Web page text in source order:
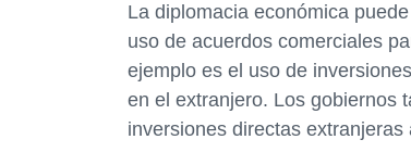
La diplomacia económica
uso de acuerdos comerciales
ejemplo es el uso de
en el extranjero. Los gobiernos
inversiones directas extranjeras